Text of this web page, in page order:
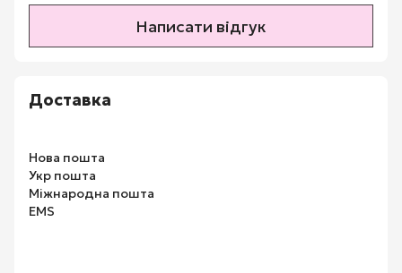
Написати відгук
Доставка
Нова пошта
Укр пошта
Міжнародна пошта
EMS